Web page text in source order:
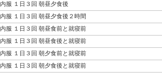
内服 １日３回 朝昼夕食後
内服 １日３回 朝昼夕食後２時間
内服 １日３回 朝昼食前と就寝前
内服 １日３回 朝昼食後と就寝前
内服 １日３回 朝夕食前と就寝前
内服 １日３回 朝夕食後と就寝前